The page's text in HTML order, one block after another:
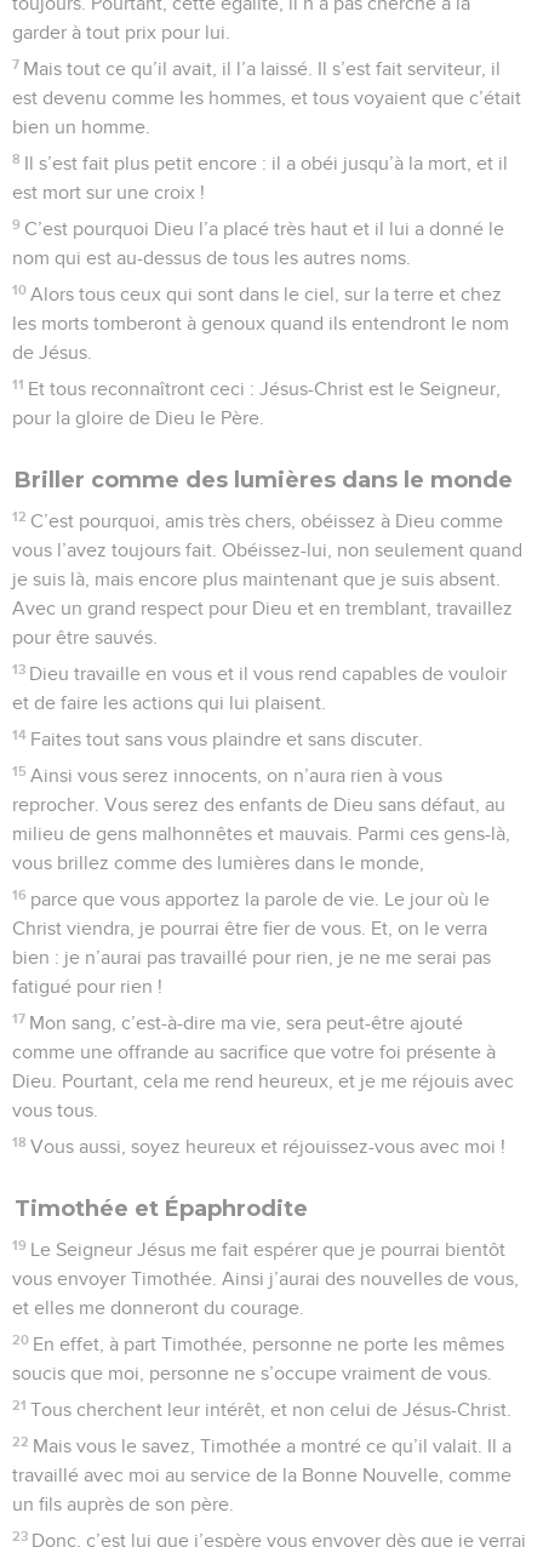
garder à tout prix pour lui.
7 Mais tout ce qu’il avait, il l’a laissé. Il s’est fait serviteur, il
est devenu comme les hommes, et tous voyaient que c’était
bien un homme.
8 Il s’est fait plus petit encore : il a obéi jusqu’à la mort, et il
est mort sur une croix !
9 C’est pourquoi Dieu l’a placé très haut et il lui a donné le
nom qui est au-dessus de tous les autres noms.
10 Alors tous ceux qui sont dans le ciel, sur la terre et chez
les morts tomberont à genoux quand ils entendront le nom
de Jésus.
11 Et tous reconnaîtront ceci : Jésus-Christ est le Seigneur,
pour la gloire de Dieu le Père.
Briller comme des lumières dans le monde
12 C’est pourquoi, amis très chers, obéissez à Dieu comme
vous l’avez toujours fait. Obéissez-lui, non seulement quand
je suis là, mais encore plus maintenant que je suis absent.
Avec un grand respect pour Dieu et en tremblant, travaillez
pour être sauvés.
13 Dieu travaille en vous et il vous rend capables de vouloir
et de faire les actions qui lui plaisent.
14 Faites tout sans vous plaindre et sans discuter.
15 Ainsi vous serez innocents, on n’aura rien à vous
reprocher. Vous serez des enfants de Dieu sans défaut, au
milieu de gens malhonnêtes et mauvais. Parmi ces gens-là,
vous brillez comme des lumières dans le monde,
16 parce que vous apportez la parole de vie. Le jour où le
Christ viendra, je pourrai être fier de vous. Et, on le verra
bien : je n’aurai pas travaillé pour rien, je ne me serai pas
fatigué pour rien !
17 Mon sang, c’est-à-dire ma vie, sera peut-être ajouté
comme une offrande au sacrifice que votre foi présente à
Dieu. Pourtant, cela me rend heureux, et je me réjouis avec
vous tous.
18 Vous aussi, soyez heureux et réjouissez-vous avec moi !
Timothée et Épaphrodite
19 Le Seigneur Jésus me fait espérer que je pourrai bientôt
vous envoyer Timothée. Ainsi j’aurai des nouvelles de vous,
et elles me donneront du courage.
20 En effet, à part Timothée, personne ne porte les mêmes
soucis que moi, personne ne s’occupe vraiment de vous.
21 Tous cherchent leur intérêt, et non celui de Jésus-Christ.
22 Mais vous le savez, Timothée a montré ce qu’il valait. Il a
travaillé avec moi au service de la Bonne Nouvelle, comme
un fils auprès de son père.
23 Donc, c’est lui que j’espère vous envoyer dès que je verrai